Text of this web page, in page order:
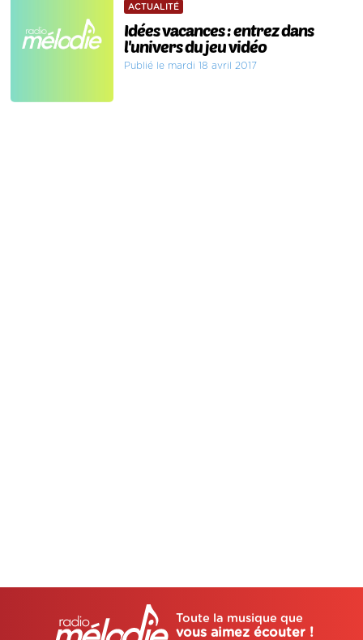
ACTUALITÉ
Idées vacances : entrez dans
l'univers du jeu vidéo
Publié le mardi 18 avril 2017
Toute la musique que
vous aimez écouter !